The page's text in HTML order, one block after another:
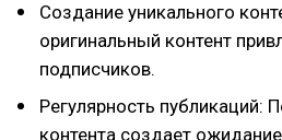
Создание уникального
оригинальный контент
подписчиков.
Регулярность публикаций:
контента создает